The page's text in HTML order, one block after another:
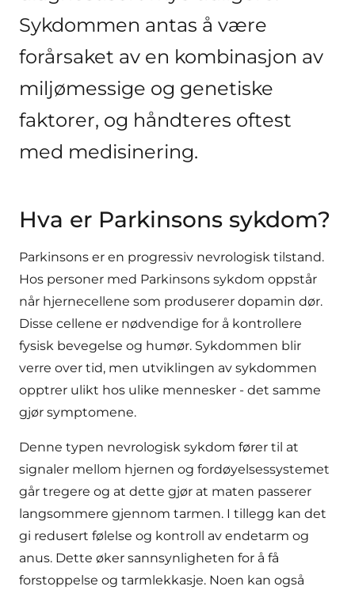
Sykdommen antas å være
forårsaket av en kombinasjon av
miljømessige og genetiske
faktorer, og håndteres oftest
med medisinering.
Hva er Parkinsons sykdom?
Parkinsons er en progressiv nevrologisk tilstand.
Hos personer med Parkinsons sykdom oppstår
når hjernecellene som produserer dopamin dør.
Disse cellene er nødvendige for å kontrollere
fysisk bevegelse og humør. Sykdommen blir
verre over tid, men utviklingen av sykdommen
opptrer ulikt hos ulike mennesker - det samme
gjør symptomene.
Denne typen nevrologisk sykdom fører til at
signaler mellom hjernen og fordøyelsessystemet
går tregere og at dette gjør at maten passerer
langsommere gjennom tarmen. I tillegg kan det
gi redusert følelse og kontroll av endetarm og
anus. Dette øker sannsynligheten for å få
forstoppelse og tarmlekkasje. Noen kan også